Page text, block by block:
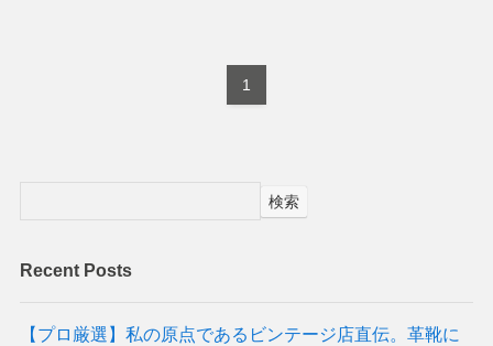
1
検索
Recent Posts
【プロ厳選】私の原点であるビンテージ店直伝。革靴に